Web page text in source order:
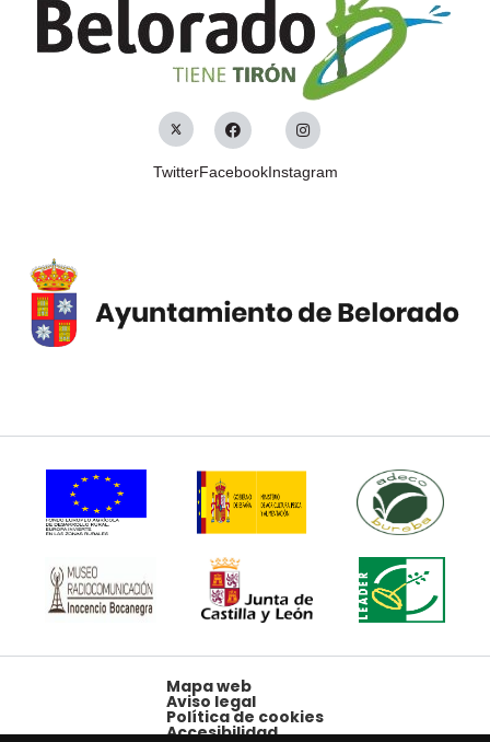
TwitterFacebookInstagram
Mapa web
Aviso legal
Política de cookies
Accesibilidad